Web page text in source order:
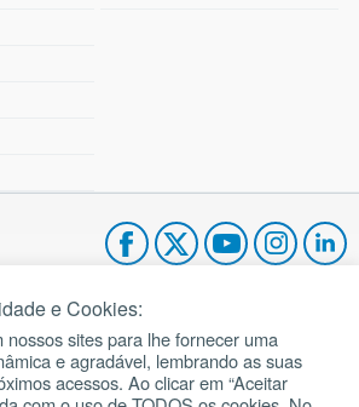
João Paulo II
de Oração
e Cookies:
nossos sites para lhe fornecer uma
e agradável, lembrando as suas
acessos. Ao clicar em “Aceitar